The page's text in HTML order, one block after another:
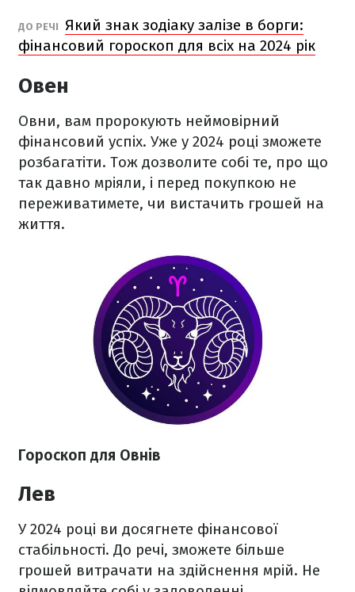
ДО РЕЧІ Який знак зодіаку залізе в борги:
фінансовий гороскоп для всіх на 2024 рік
Овен
Овни, вам пророкують неймовірний
фінансовий успіх. Уже у 2024 році зможете
розбагатіти. Тож дозволите собі те, про що
так давно мріяли, і перед покупкою не
переживатимете, чи вистачить грошей на
життя.
Гороскоп для Овнів
Лев
У 2024 році ви досягнете фінансової
стабільності. До речі, зможете більше
грошей витрачати на здійснення мрій. Не